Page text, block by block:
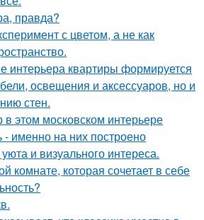
правда?
с цветом, а не как
интерьера квартиры формируется
освещения и аксессуаров, но и
стен.
этом московском интерьере
- именно на них построено
и визуального интереса.
комнате, которая сочетает в себе